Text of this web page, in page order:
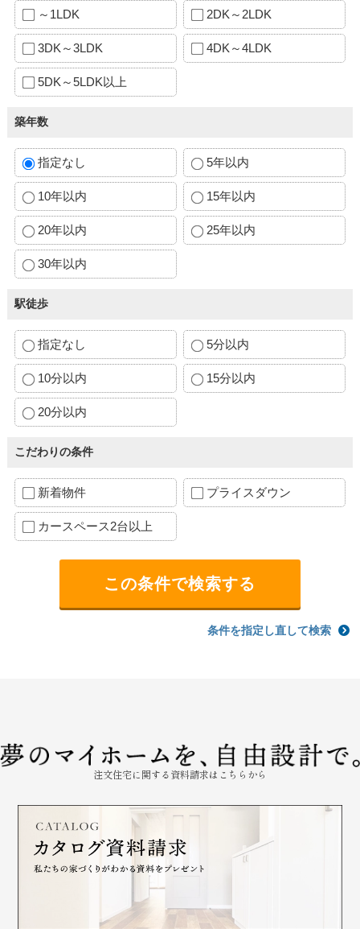
～1LDK 2DK～2LDK
3DK～3LDK 4DK～4LDK
5DK～5LDK以上
築年数
指定なし 5年以内
10年以内 15年以内
20年以内 25年以内
30年以内
駅徒歩
指定なし 5分以内
10分以内 15分以内
20分以内
こだわりの条件
新着物件 プライスダウン
カースペース2台以上
条件を指定し直して検索
注文住宅に関する資料請求はこちらから